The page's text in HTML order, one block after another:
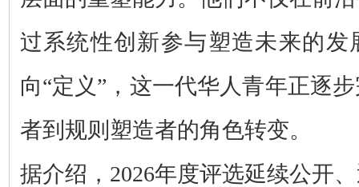
过系统性创新参与塑造未来的发
向“定义”，这一代华人青年正逐
者到规则塑造者的角色转变。
据介绍，2026年度评选延续公开